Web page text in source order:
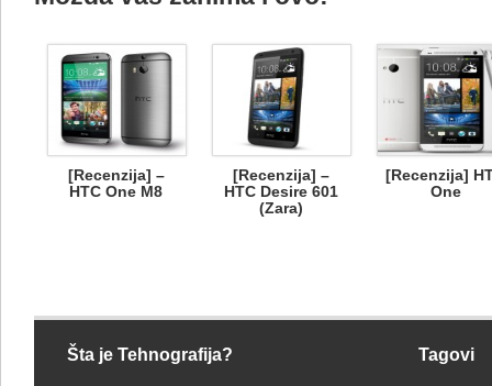
[Recenzija] –
HTC One M8
[Recenzija] –
HTC Desire 601
(Zara)
[Recenzija]
One
Šta je Tehnografija? Tagovi